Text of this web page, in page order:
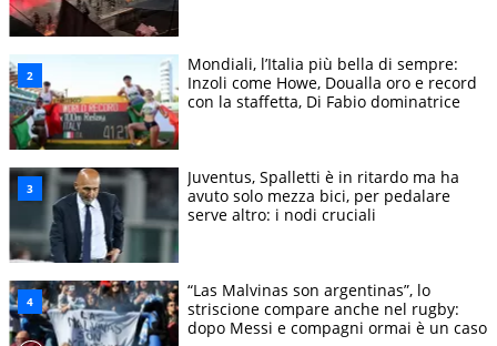
Mondiali, l’Italia più bella di sempre:
Inzoli come Howe, Doualla oro e record
con la staffetta, Di Fabio dominatrice
Juventus, Spalletti è in ritardo ma ha
avuto solo mezza bici, per pedalare
serve altro: i nodi cruciali
“Las Malvinas son argentinas”, lo
striscione compare anche nel rugby:
dopo Messi e compagni ormai è un caso